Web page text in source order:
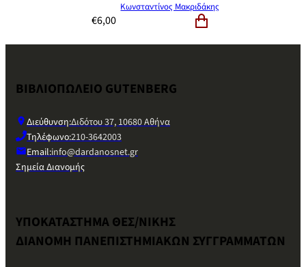
Κωνσταντίνος Μακριδάκης
€6,00
ΒΙΒΛΙΟΠΩΛΕΙΟ GUTENBERG
Διεύθυνση:Διδότου 37, 10680 Αθήνα
Τηλέφωνο:210-3642003
Email:info@dardanosnet.gr
Σημεία Διανομής
ΥΠΟΚΑΤΑΣΤΗΜΑ ΘΕΣ/ΝΙΚΗΣ
ΔΙΑΝΟΜΗ ΠΑΝΕΠΙΣΤΗΜΙΑΚΩΝ ΣΥΓΓΡΑΜΜΑΤΩΝ